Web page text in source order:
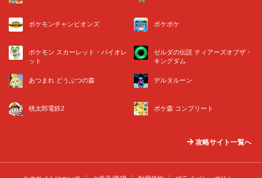
ポケモンチャンピオンズ ポケポケ
ポケモン スカーレット・バイオレ
ット
ゼルダの伝説 ティアーズオブザ・
キングダム
あつまれ どうぶつの森 デルタルーン
桃太郎電鉄2 ポケ森 コンプリート
攻略サイト一覧へ